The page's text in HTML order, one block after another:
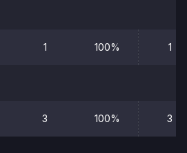
1 100% 1
3 100% 3